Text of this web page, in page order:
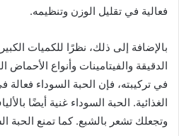
فعالية في تقليل الوزن وتنظيمه.
بالإضافة إلى ذلك، نظرًا للكميات
الدقيقة والفيتامينات وأنواع الأحماض
في تركيبته، فإن الحبة السوداء فعالة
الغذائية. الحبة السوداء غنية أيضًا
وتجعلك تشعر بالشبع. كما تمنع الحبة